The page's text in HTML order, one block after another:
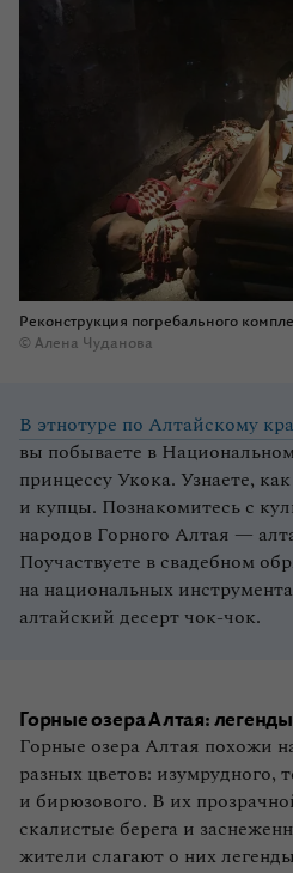
Реконструкция погребального
© Алена Чуданова
В этнотуре по Алтайскому
вы побываете в
принцессу Укока. Узнаете,
и купцы. Познакомитесь с
народов Горного Алтая —
Поучаствуете в свадебном
на национальных
алтайский десерт чок‑чок.
Горные озера Алтая:
Горные озера Алтая похожи
разных цветов: изумрудного,
и бирюзового. В их
скалистые берега и
жители слагают о них